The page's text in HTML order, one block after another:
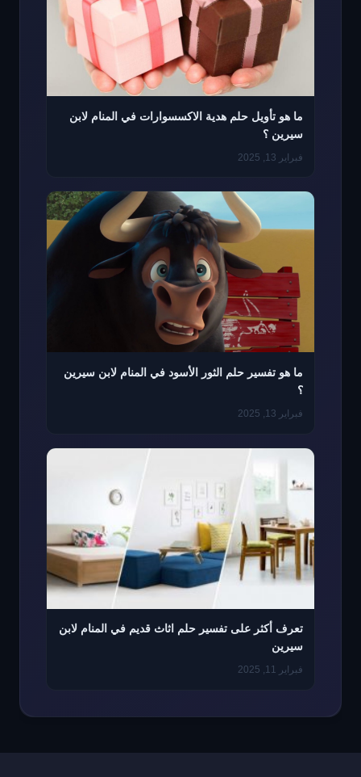
ما هو تأويل حلم هدية الاكسسوارات في المنام لابن
سيرين ؟
فبراير 13, 2025
ما هو تفسير حلم الثور الأسود في المنام لابن سيرين
؟
فبراير 13, 2025
تعرف أكثر على تفسير حلم اثاث قديم في المنام لابن
سيرين
فبراير 11, 2025